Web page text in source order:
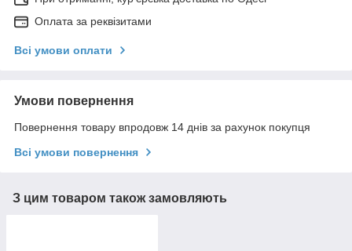
Оплата за реквізитами
Всі умови оплати
Умови повернення
Повернення товару впродовж 14 днів за рахунок покупця
Всі умови повернення
З цим товаром також замовляють